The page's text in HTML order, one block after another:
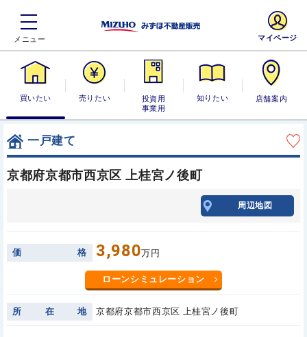
買いたい 売りたい
投資用・事業
用
知りたい 店舗案内
マイページ
一戸建て
京都府京都市西京区 上桂宮ノ後町
周辺地図
価 格 3,980万円
ローンシミュレーション
所 在 地 京都府京都市西京区 上桂宮ノ後町